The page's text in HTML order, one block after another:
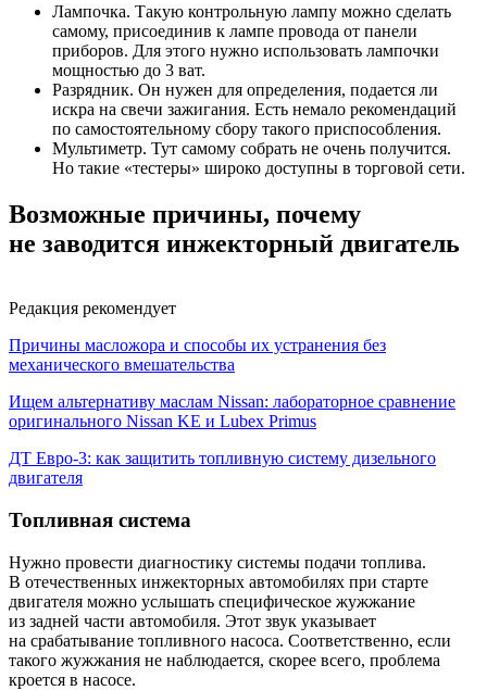
Лампочка. Такую контрольную лампу можно сделать
самому, присоединив к лампе провода от панели
приборов. Для этого нужно использовать лампочки
мощностью до 3 ват.
Разрядник. Он нужен для определения, подается ли
искра на свечи зажигания. Есть немало рекомендаций
по самостоятельному сбору такого приспособления.
Мультиметр. Тут самому собрать не очень получится.
Но такие «тестеры» широко доступны в торговой сети.
Возможные причины, почему
не заводится инжекторный двигатель
Редакция рекомендует
Причины масложора и способы их устранения без
механического вмешательства
Ищем альтернативу маслам Nissan: лабораторное сравнение
оригинального Nissan KE и Lubex Primus
ДТ Евро-3: как защитить топливную систему дизельного
двигателя
Топливная система
Нужно провести диагностику системы подачи топлива.
В отечественных инжекторных автомобилях при старте
двигателя можно услышать специфическое жужжание
из задней части автомобиля. Этот звук указывает
на срабатывание топливного насоса. Соответственно, если
такого жужжания не наблюдается, скорее всего, проблема
кроется в насосе.